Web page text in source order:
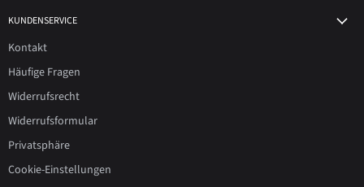
KUNDENSERVICE
Kontakt
Häufige Fragen
Widerrufsrecht
Widerrufsformular
Privatsphäre
Cookie-Einstellungen